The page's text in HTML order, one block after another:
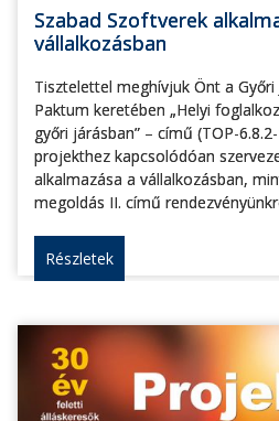
Szabad Szoftverek
vállalkozásban
Tisztelettel meghívjuk Önt a
Paktum keretében „Helyi
győri járásban” – című (TOP-
projekthez kapcsolódóan
alkalmazása a vállalkozásban,
megoldás II. című
Részletek